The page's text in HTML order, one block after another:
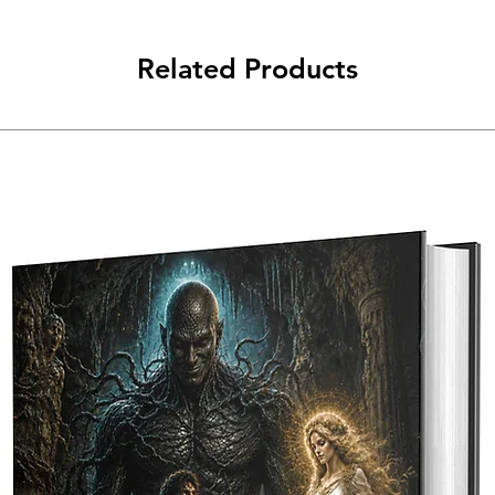
Related Products